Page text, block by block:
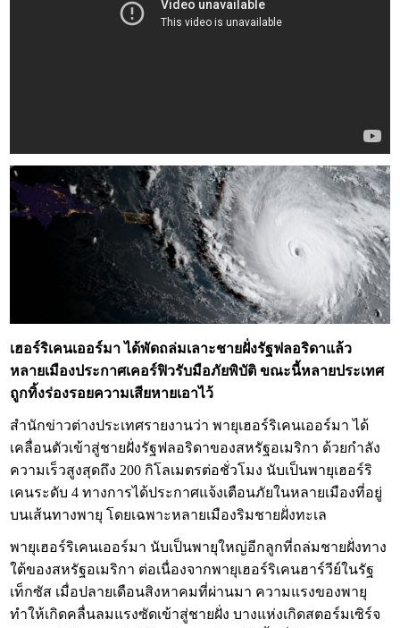
เฮอร์ริเคนเออร์มา ได้พัดถล่มเลาะชายฝั่งรัฐฟลอริดาแล้ว
หลายเมืองประกาศเคอร์ฟิวรับมือภัยพิบัติ ขณะนี้หลายประเทศ
ถูกทิ้งร่องรอยความเสียหายเอาไว้
สำนักข่าวต่างประเทศรายงานว่า พายุเฮอร์ริเคนเออร์มา ได้
เคลื่อนตัวเข้าสู่ชายฝั่งรัฐฟลอริดาของสหรัฐอเมริกา ด้วยกำลัง
ความเร็วสูงสุดถึง 200 กิโลเมตรต่อชั่วโมง นับเป็นพายุเฮอร์ริ
เคนระดับ 4 ทางการได้ประกาศแจ้งเตือนภัยในหลายเมืองที่อยู่
บนเส้นทางพายุ โดยเฉพาะหลายเมืองริมชายฝั่งทะเล
พายุเฮอร์ริเคนเออร์มา นับเป็นพายุใหญ่อีกลูกที่ถล่มชายฝั่งทาง
ใต้ของสหรัฐอเมริกา ต่อเนื่องจากพายุเฮอร์ริเคนฮาร์วีย์ในรัฐ
เท็กซัส เมื่อปลายเดือนสิงหาคมที่ผ่านมา ความแรงของพายุ
ทำให้เกิดคลื่นลมแรงซัดเข้าสู่ชายฝั่ง บางแห่งเกิดสตอร์มเซิร์จ